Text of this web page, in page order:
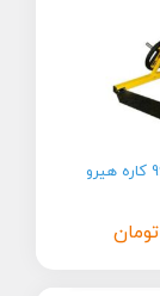
دستگاه بدنسازی 96 کاره هیرو
تومان